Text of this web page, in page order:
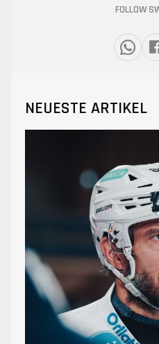
FOLLOW
NEUESTE ARTIKEL